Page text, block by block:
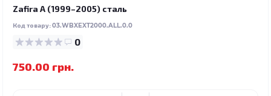
Zafira A (1999–2005) сталь
Код товару:03.WBXEXT2000.ALL.0.0
0
750.00 грн.